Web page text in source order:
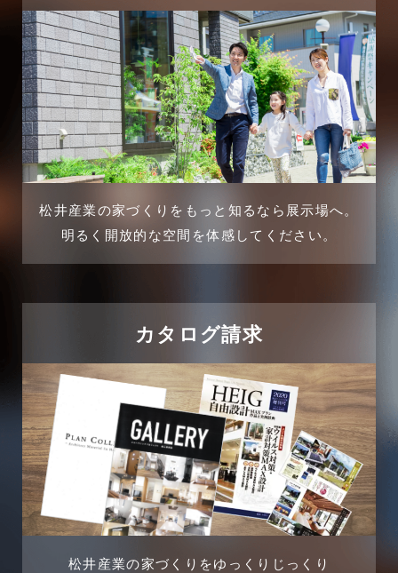
三郷市
三郷駅前店-ブログ
不動産の基礎知識に関するよくある質問
介護施設経営活用事例
企業誘致事例
住宅に関するよくある質問
商品情報
土地に関するよくある質問
土地活用事例
2025年3月
2025年2月
2025年1月
2024年12月
2024年11月
2024年9月
2024年7月
2024年6月
2024年5月
2024年4月
松井産業の家づくりをもっと知るなら展示場へ。
明るく開放的な空間を体感してください。
カタログ請求
松井産業の家づくりをゆっくりじっくり